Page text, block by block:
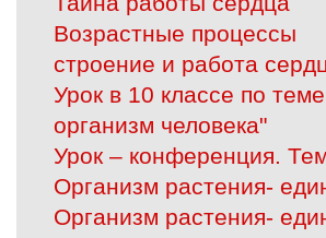
Возрастные процессы
строение и работа
Урок в 10 классе по
организм человека"
Урок – конференция.
Организм растения-
Организм растения-